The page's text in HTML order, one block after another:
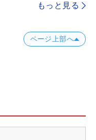
もっと見る
ページ上部へ